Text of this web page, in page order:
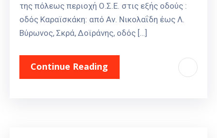
της πόλεως περιοχή Ο.Σ.Ε. στις εξής οδούς :
οδός Καραϊσκάκη: από Αν. Νικολαΐδη έως Λ.
Βύρωνος, Σκρά, Δοϊράνης, οδός […]
Continue Reading